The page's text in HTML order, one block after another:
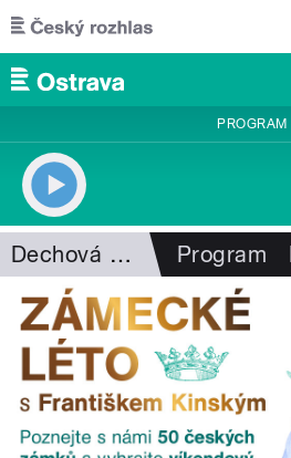
Přejít k hlavnímu obsahu
PROGRAM
Dechová hudba Program